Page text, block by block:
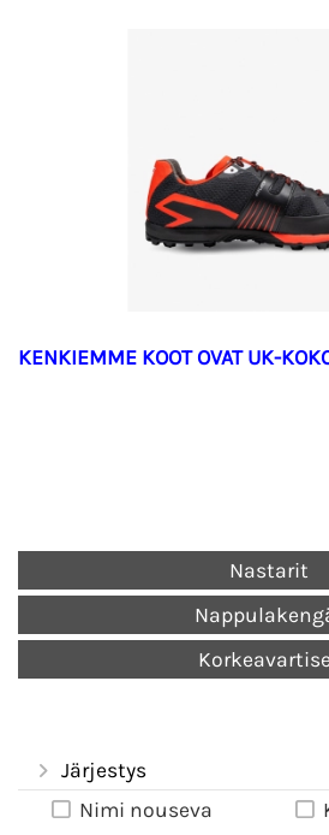
KENKIEMME KOOT OVAT UK-
Nastarit
Järjestys
Nimi nouseva